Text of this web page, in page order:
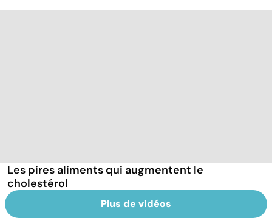
Les pires aliments qui augmentent le
cholestérol
Plus de vidéos